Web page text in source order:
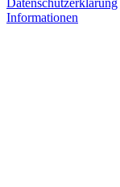
Datenschutzerklärung
Informationen